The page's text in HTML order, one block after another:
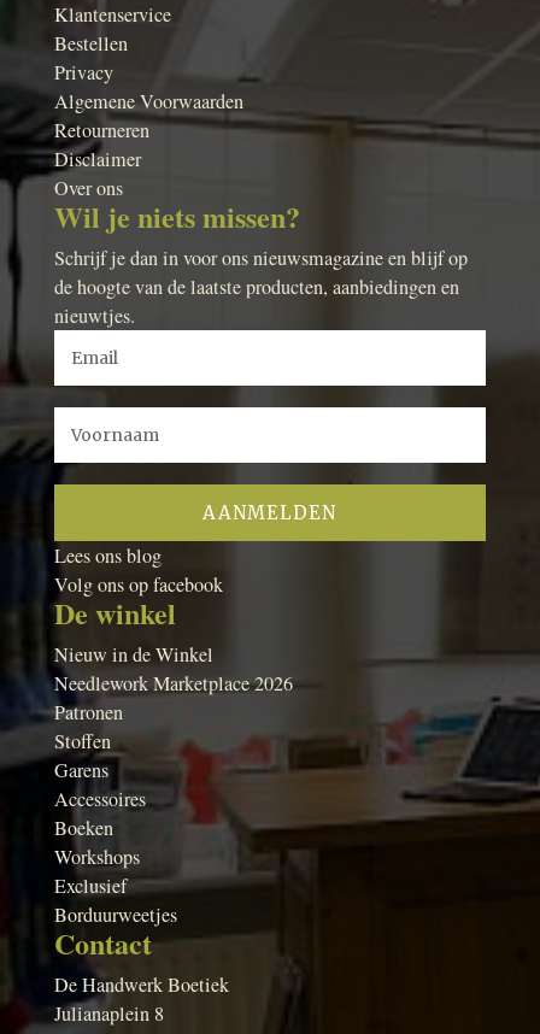
Klantenservice
Bestellen
Privacy
Algemene Voorwaarden
Retourneren
Disclaimer
Over ons
Wil je niets missen?
Schrijf je dan in voor ons nieuwsmagazine en blijf op
de hoogte van de laatste producten, aanbiedingen en
nieuwtjes.
Lees ons blog
Volg ons op facebook
De winkel
Nieuw in de Winkel
Needlework Marketplace 2026
Patronen
Stoffen
Garens
Accessoires
Boeken
Workshops
Exclusief
Borduurweetjes
Contact
De Handwerk Boetiek
Julianaplein 8